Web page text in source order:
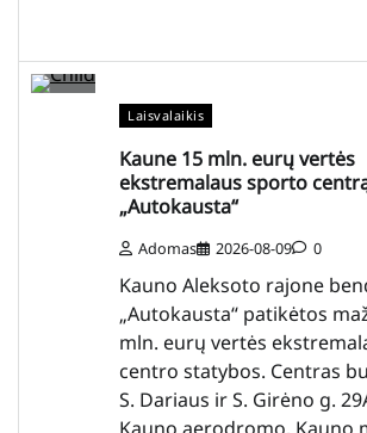
Laisvalaikis
Kaune 15 mln. eurų vertės
ekstremalaus sporto
„Autokausta“
Adomas 2026-08-09 0
Kauno Aleksoto rajone
„Autokausta“ patikėtos
mln. eurų vertės
centro statybos. Centras
S. Dariaus ir S. Girėno g.